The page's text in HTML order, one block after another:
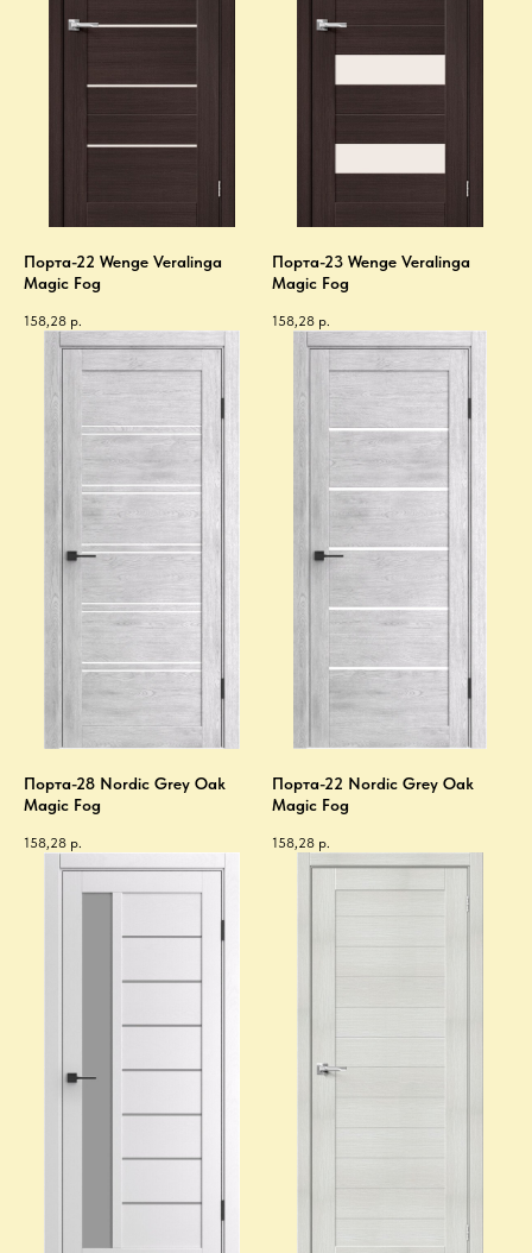
Порта-22 Wenge Veralinga
Magic Fog
158,28 р.
Порта-23 Wenge Veralinga
Magic Fog
158,28 р.
Порта-28 Nordic Grey Oak
Magic Fog
158,28 р.
Порта-22 Nordic Grey Oak
Magic Fog
158,28 р.